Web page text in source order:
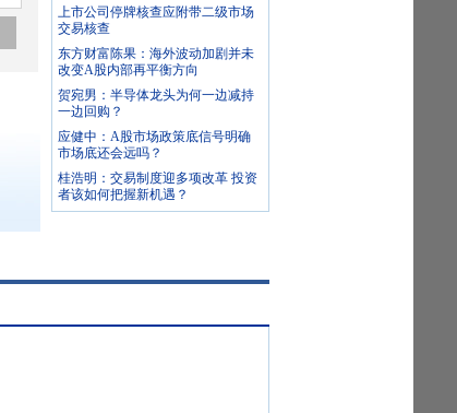
上市公司停牌核查应附带二级市场
交易核查
东方财富陈果：海外波动加剧并未
改变A股内部再平衡方向
贺宛男：半导体龙头为何一边减持
一边回购？
应健中：A股市场政策底信号明确
市场底还会远吗？
桂浩明：交易制度迎多项改革 投资
者该如何把握新机遇？